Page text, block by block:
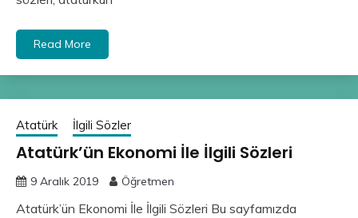
Read More
Atatürk İlgili Sözler
Atatürk’ün Ekonomi İle İlgili Sözleri
9 Aralık 2019 Öğretmen
Atatürk’ün Ekonomi İle İlgili Sözleri Bu sayfamızda